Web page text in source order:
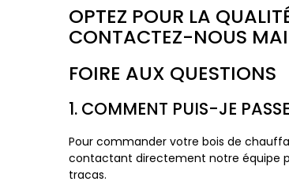
OPTEZ POUR LA
CONTACTEZ-NOUS
FOIRE AUX QUESTIONS
1. COMMENT PUIS-JE
Pour commander votre bois de
contactant directement notre équipe
tracas.